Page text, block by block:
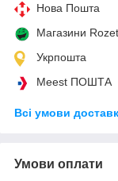
Нова Пошта
Магазини
Укрпошта
Meest ПОШТА
Всі умови
Умови оплати